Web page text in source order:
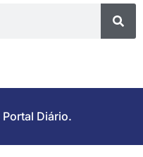
Diário.